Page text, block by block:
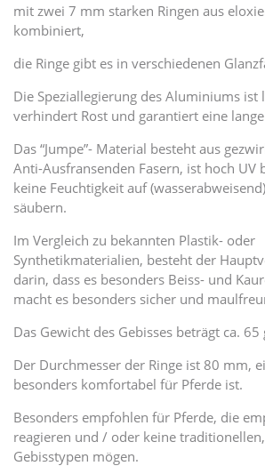
mit zwei 7 mm starken Ringen aus
kombiniert,
die Ringe gibt es in verschiedenen
Die Speziallegierung des Aluminiums ist
verhindert Rost und garantiert eine
Das “Jumpe”- Material besteht aus
Anti-Ausfransenden Fasern, ist hoch UV
keine Feuchtigkeit auf
säubern.
Im Vergleich zu bekannten Plastik- oder
Synthetikmaterialien, besteht der
darin, dass es besonders Beiss- und
macht es besonders sicher und
Das Gewicht des Gebisses beträgt ca. 65
Der Durchmesser der Ringe ist 80 mm,
besonders komfortabel für Pferde ist.
Besonders empfohlen für Pferde, die
reagieren und / oder keine
Gebisstypen mögen.